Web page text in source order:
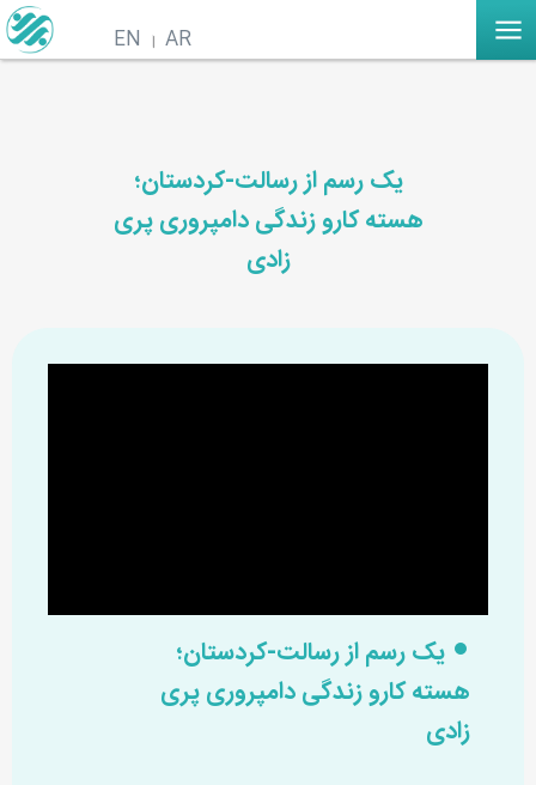
AR
EN
یک رسم از رسالت-کردستان؛
هسته کارو زندگی دامپروری پری
زادی
یک رسم از رسالت-کردستان؛
هسته کارو زندگی دامپروری پری
زادی